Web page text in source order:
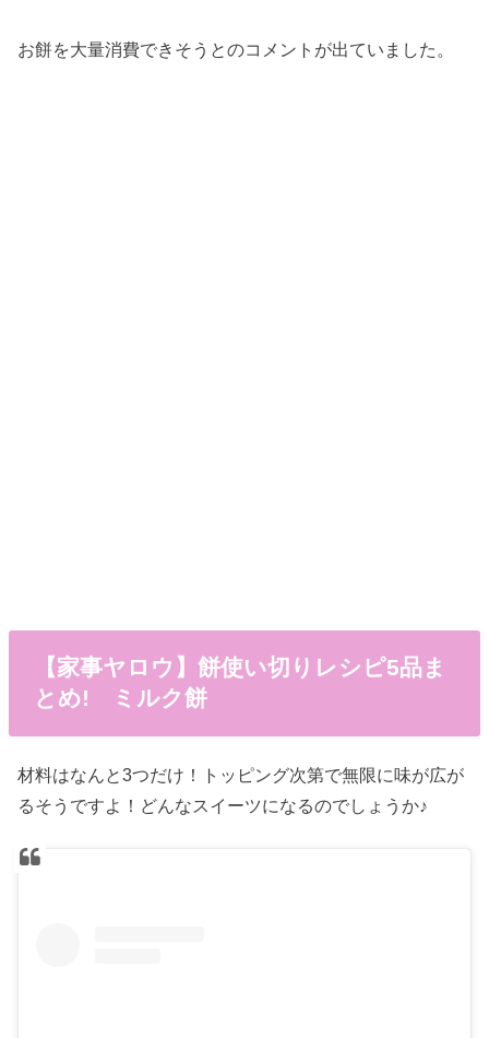
お餅を大量消費できそうとのコメントが出ていました。
【家事ヤロウ】餅使い切りレシピ5品ま
とめ! ミルク餅
材料はなんと3つだけ！トッピング次第で無限に味が広が
るそうですよ！どんなスイーツになるのでしょうか♪